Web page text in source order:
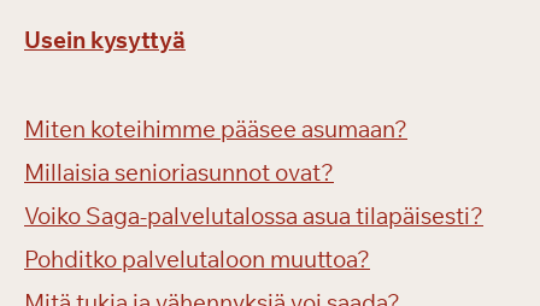
Usein kysyttyä
Miten koteihimme pääsee asumaan?
Millaisia senioriasunnot ovat?
Voiko Saga-palvelutalossa asua tilapäisesti?
Pohditko palvelutaloon muuttoa?